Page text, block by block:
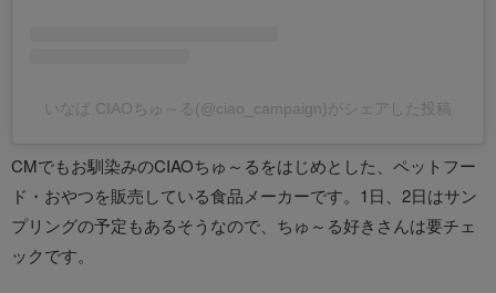
いなば CIAOちゅ～る(@ciao_campaign)がシェアした投稿
CMでもお馴染みのCIAOちゅ～るをはじめとした、ペットフー
ド・おやつを販売している食品メーカーです。1日、2日はサン
プリングの予定もあるそうなので、ちゅ～る好きさんは要チェ
ックです。